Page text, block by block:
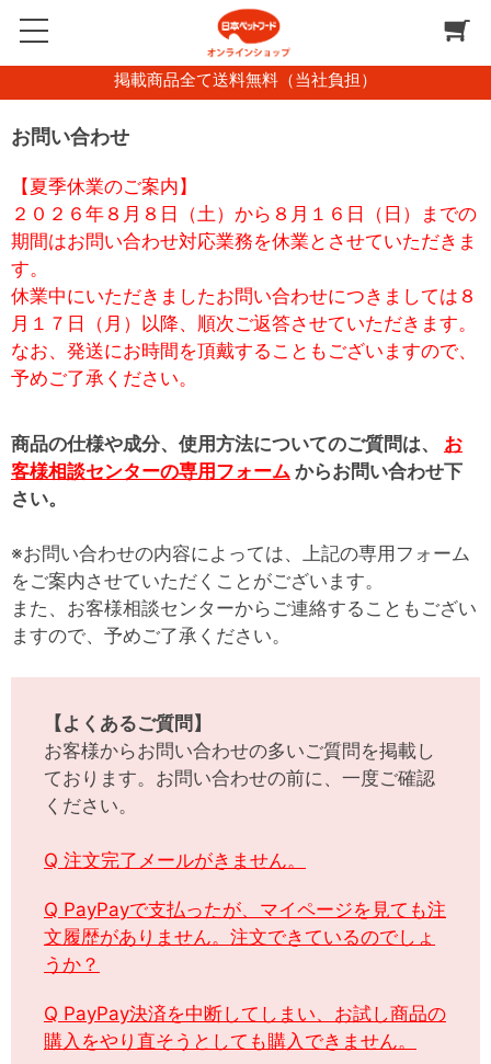
掲載商品全て送料無料（当社負担）
お問い合わせ
【夏季休業のご案内】
２０２６年８月８日（土）から８月１６日（日）までの
期間はお問い合わせ対応業務を休業とさせていただきま
す。
休業中にいただきましたお問い合わせにつきましては８
月１７日（月）以降、順次ご返答させていただきます。
なお、発送にお時間を頂戴することもございますので、
予めご了承ください。
商品の仕様や成分、使用方法についてのご質問は、 お
客様相談センターの専用フォーム からお問い合わせ下
さい。
※お問い合わせの内容によっては、上記の専用フォーム
をご案内させていただくことがございます。
また、お客様相談センターからご連絡することもござい
ますので、予めご了承ください。
【よくあるご質問】
お客様からお問い合わせの多いご質問を掲載し
ております。お問い合わせの前に、一度ご確認
ください。
Q 注文完了メールがきません。
Q PayPayで支払ったが、マイページを見ても注
文履歴がありません。注文できているのでしょ
うか？
Q PayPay決済を中断してしまい、お試し商品の
購入をやり直そうとしても購入できません。